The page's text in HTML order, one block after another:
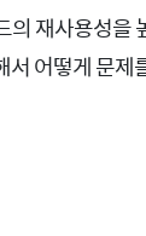
재사용성을
서 어떻게 문